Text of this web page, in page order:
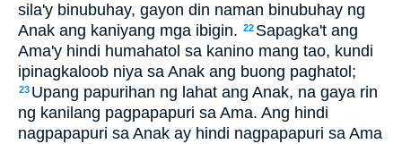
sila'y binubuhay, gayon din naman binubuhay ng
Anak ang kaniyang mga ibigin. 22 Sapagka't ang
Ama'y hindi humahatol sa kanino mang tao, kundi
ipinagkaloob niya sa Anak ang buong paghatol;
23 Upang papurihan ng lahat ang Anak, na gaya rin
ng kanilang pagpapapuri sa Ama. Ang hindi
nagpapapuri sa Anak ay hindi nagpapapuri sa Ama